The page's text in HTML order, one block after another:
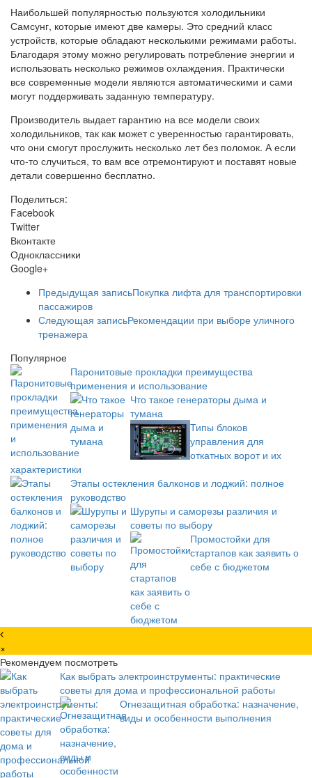
Наибольшей популярностью пользуются холодильники
Самсунг, которые имеют две камеры. Это средний класс
устройств, которые обладают несколькими режимами работы.
Благодаря этому можно регулировать потребление энергии и
использовать несколько режимов охлаждения. Практически
все современные модели являются автоматическими и сами
могут поддерживать заданную температуру.
Производитель выдает гарантию на все модели своих
холодильников, так как может с уверенностью гарантировать,
что они смогут прослужить несколько лет без поломок. А если
что-то случиться, то вам все отремонтируют и поставят новые
детали совершенно бесплатно.
Поделиться:
Facebook
Twitter
Вконтакте
Одноклассники
Google+
Предыдущая записьПокупка лифта для транспортировки
пассажиров
Следующая записьРекомендации при выборе уличного
тренажера
Популярное
Паронитовые прокладки преимущества
применения и использование
Что такое генераторы дыма и
тумана
Типы блоков
управления для
откатных ворот и их
характеристики
Этапы остекления балконов и лоджий: полное
руководство
Шурупы и саморезы различия и
советы по выбору
Промостойки для
стартапов как заявить о
себе с бюджетом
×
Рекомендуем посмотреть
Как выбрать электроинструменты: практические
советы для дома и профессиональной работы
Огнезащитная обработка: назначение,
виды и особенности выполнения